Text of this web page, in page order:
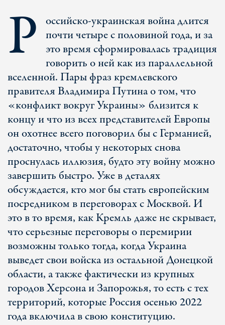
Р оссийско-украинская война длится
почти четыре с половиной года, и за
это время сформировалась традиция
говорить о ней как из параллельной
вселенной. Пары фраз кремлевского
правителя Владимира Путина о том, что
«конфликт вокруг Украины» близится к
концу и что из всех представителей Европы
он охотнее всего поговорил бы с Германией,
достаточно, чтобы у некоторых снова
проснулась иллюзия, будто эту войну можно
завершить быстро. Уже в деталях
обсуждается, кто мог бы стать европейским
посредником в переговорах с Москвой. И
это в то время, как Кремль даже не скрывает,
что серьезные переговоры о перемирии
возможны только тогда, когда Украина
выведет свои войска из остальной Донецкой
области, а также фактически из крупных
городов Херсона и Запорожья, то есть с тех
территорий, которые Россия осенью 2022
года включила в свою конституцию.